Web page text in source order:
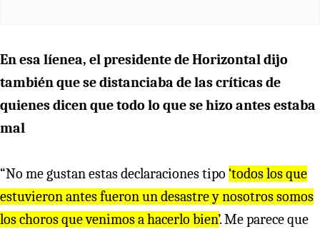
En esa líenea, el presidente de Horizontal dijo
también que se distanciaba de las críticas de
quienes dicen que todo lo que se hizo antes estaba
mal
“No me gustan estas declaraciones tipo ‘todos los que
estuvieron antes fueron un desastre y nosotros somos
los choros que venimos a hacerlo bien’. Me parece que